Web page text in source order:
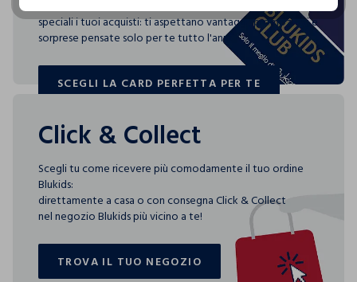
speciali i tuoi acquisti: ti aspettano vantaggi, promozioni e
sorprese pensate solo per te tutto l'anno!
SCEGLI LA CARD PERFETTA PER TE
SCEGLI LA CARD PERFETTA PER TE
Click & Collect
Scegli tu come ricevere più comodamente il tuo ordine
Blukids:
direttamente a casa o con consegna Click & Collect
nel negozio Blukids più vicino a te!
TROVA IL TUO NEGOZIO
TROVA IL TUO NEGOZIO